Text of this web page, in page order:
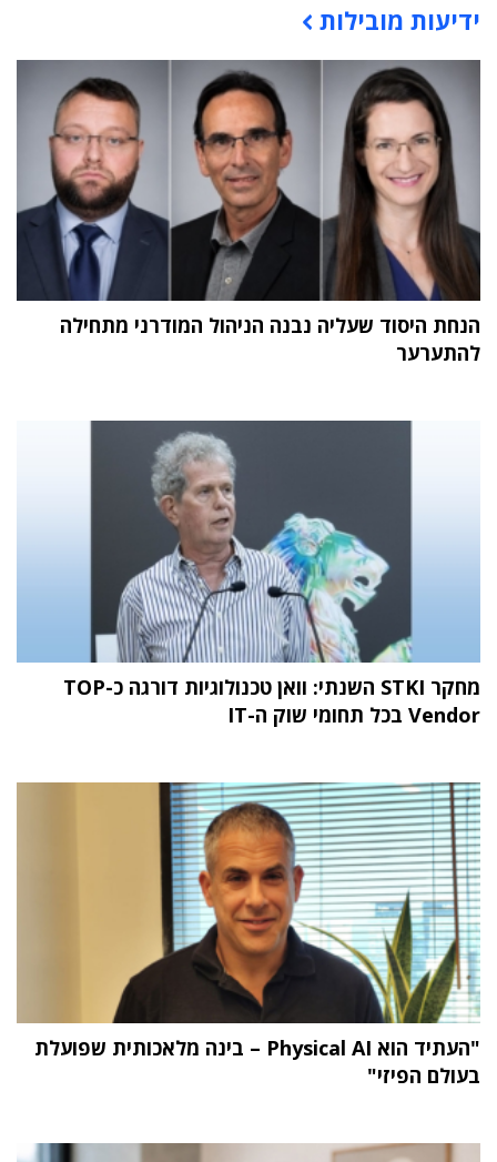
תוכן פרסומי
ידיעות מובילות
הנחת היסוד שעליה נבנה הניהול המודרני מתחילה
להתערער
מחקר STKI השנתי: וואן טכנולוגיות דורגה כ-TOP
Vendor בכל תחומי שוק ה-IT
"העתיד הוא Physical AI – בינה מלאכותית שפועלת
בעולם הפיזי"